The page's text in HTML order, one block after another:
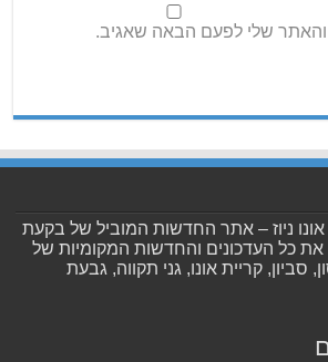
שלי לפעם הבאה שאגיב.
ניוז – אתר החדשות המוביל של בקעת
את כל העדכונים והחדשות המקומיות של
סביון, קריית אונו, גני תקווה, גבעת